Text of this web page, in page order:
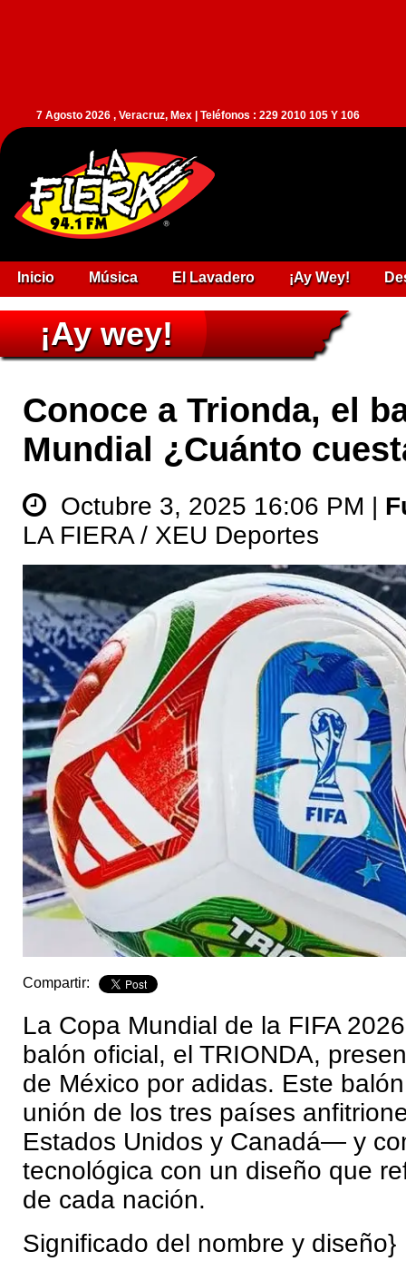
7 Agosto 2026 , Veracruz, Mex | Teléfonos : 229 2010 105 Y 106
Inicio Música El Lavadero ¡Ay Wey!
¡Ay wey!
Conoce a Trionda, el
Mundial ¿Cuánto
Octubre 3, 2025 16:06 PM |
LA FIERA / XEU Deportes
Compartir:
La Copa Mundial de la FIFA
balón oficial, el TRIONDA,
de México por adidas. Este
unión de los tres países
Estados Unidos y Canadá— y
tecnológica con un diseño que
de cada nación.
Significado del nombre y diseño}